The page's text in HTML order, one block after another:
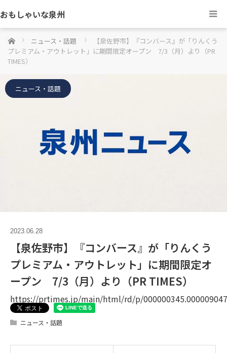
おもしゃいな泉州
ホーム ニュース・話題
【泉佐野市】『コンバース』が「りんくう
プレミアム・アウトレット」に期間限定オープン 7/3（月）より（PR
TIMES）
ニュース・話題
2023.06.28
【泉佐野市】『コンバース』が「りんくう
プレミアム・アウトレット」に期間限定オ
ープン 7/3（月）より（PR TIMES）
https://prtimes.jp/main/html/rd/p/
ニュース・話題